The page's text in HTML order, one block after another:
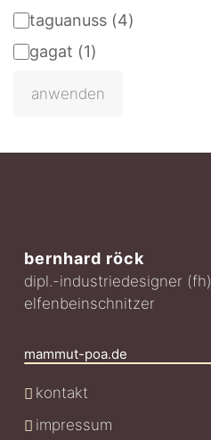
taguanuss (4)
gagat (1)
anwenden
bernhard röck
dipl.-industriedesigner (fh)
elfenbeinschnitzer
mammut-poa.de
kontakt
impressum